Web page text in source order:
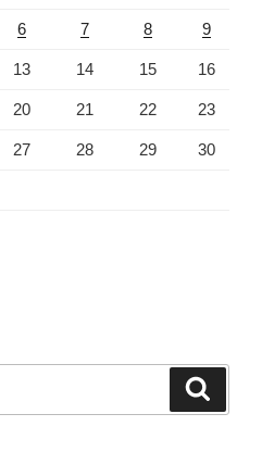
6 7 8 9
13 14 15 16
20 21 22 23
27 28 29 30